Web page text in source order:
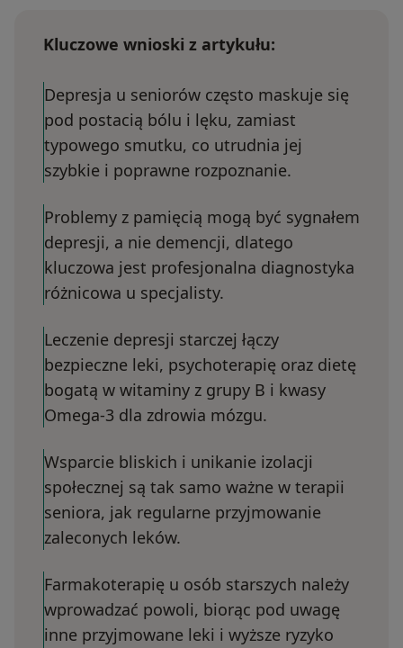
Kluczowe wnioski z artykułu:
Depresja u seniorów często maskuje się
pod postacią bólu i lęku, zamiast
typowego smutku, co utrudnia jej
szybkie i poprawne rozpoznanie.
Problemy z pamięcią mogą być sygnałem
depresji, a nie demencji, dlatego
kluczowa jest profesjonalna diagnostyka
różnicowa u specjalisty.
Leczenie depresji starczej łączy
bezpieczne leki, psychoterapię oraz dietę
bogatą w witaminy z grupy B i kwasy
Omega-3 dla zdrowia mózgu.
Wsparcie bliskich i unikanie izolacji
społecznej są tak samo ważne w terapii
seniora, jak regularne przyjmowanie
zaleconych leków.
Farmakoterapię u osób starszych należy
wprowadzać powoli, biorąc pod uwagę
inne przyjmowane leki i wyższe ryzyko